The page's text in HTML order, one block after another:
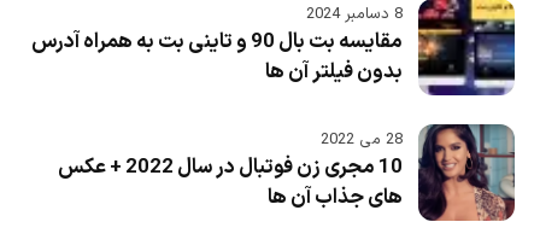
8 دسامبر 2024
مقایسه بت بال 90 و تاینی بت به همراه آدرس
بدون فیلتر آن ها
28 می 2022
10 مجری زن فوتبال در سال 2022 + عکس
های جذاب آن ها